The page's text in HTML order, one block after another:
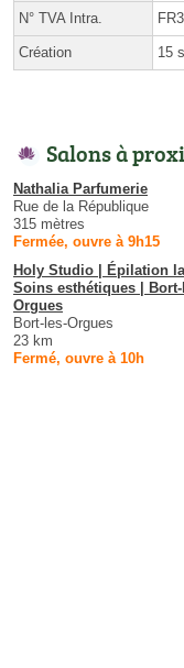
N° TVA Intra.
Création 15
Salons à
Nathalia Parfumerie
Rue de la République
315 mètres
Fermée, ouvre à 9h15
Holy Studio | Épilation
Soins esthétiques | Bort-
Orgues
Bort-les-Orgues
23 km
Fermé, ouvre à 10h